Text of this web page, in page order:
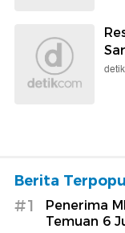
Berita
#1
Penerima
Temuan 6